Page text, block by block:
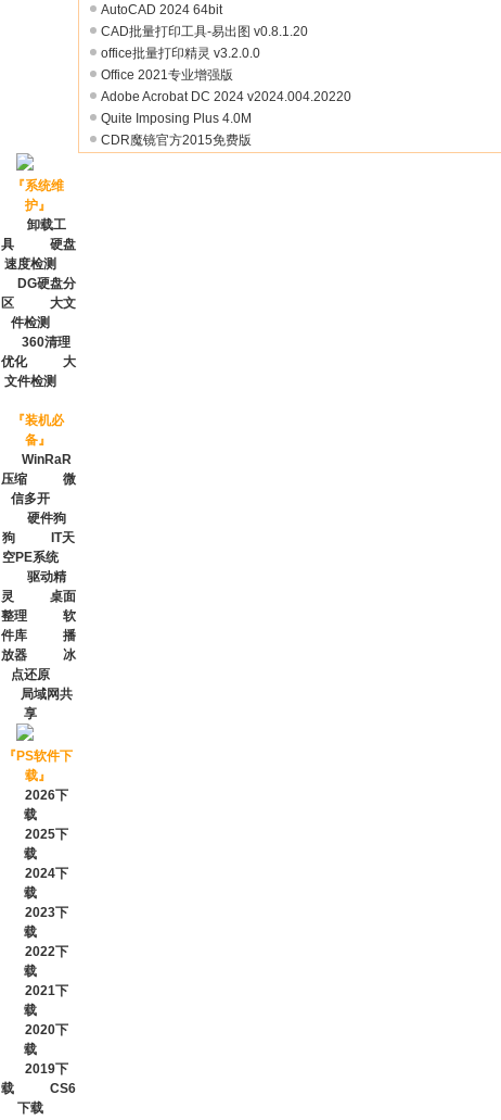
AutoCAD 2024 64bit
CAD批量打印工具-易出图 v0.8.1.20
office批量打印精灵 v3.2.0.0
Office 2021专业增强版
Adobe Acrobat DC 2024 v2024.004.20220
Quite Imposing Plus 4.0M
CDR魔镜官方2015免费版
『系统维
护』
卸载工
具
硬盘
速度检测
DG硬盘分
区
大文
件检测
360清理
优化
大
文件检测
『装机必
备』
WinRaR
压缩
微
信多开
硬件狗
狗
IT天
空PE系统
驱动精
灵
桌面
整理
软
件库
播
放器
冰
点还原
局域网共
享
『PS软件下
载』
2026下
载
2025下
载
2024下
载
2023下
载
2022下
载
2021下
载
2020下
载
2019下
载
CS6
下载